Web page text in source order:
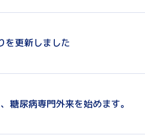
を更新しました
糖尿病専門外来を始めます。